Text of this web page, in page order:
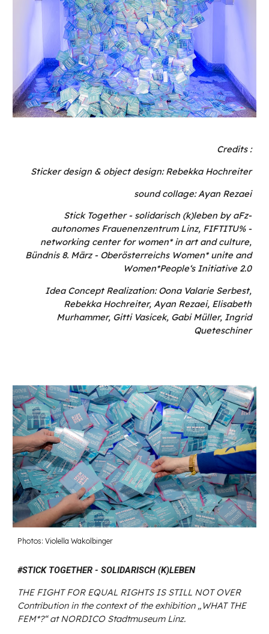
Credits :
Sticker design & object design: Rebekka Hochreiter
sound collage: Ayan Rezaei
Stick Together - solidarisch (k)leben by aFz-
autonomes Frauenenzentrum Linz, FIFTITU% -
networking center for women* in art and culture,
Bündnis 8. März - Oberösterreichs Women* unite and
Women*People‘s Initiative 2.0
Idea Concept Realization:Oona Valarie Serbest,
Rebekka Hochreiter, Ayan Rezaei, Elisabeth
Murhammer, Gitti Vasicek, Gabi Müller, Ingrid
Queteschiner
Photos: Violella Wakolbinger
#STICK TOGETHER - SOLIDARISCH (K)LEBEN
THE FIGHT FOR EQUAL RIGHTS IS STILL NOT OVER
Contribution in the context of the exhibition „WHAT THE
FEM*?“ at NORDICO Stadtmuseum Linz.